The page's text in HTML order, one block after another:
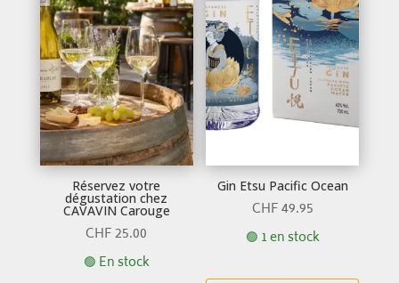
Réservez votre
dégustation chez
CAVAVIN Carouge
CHF25.00
🟢 En stock
Gin Etsu Pacific Ocean
CHF49.95
🟢 1 en stock